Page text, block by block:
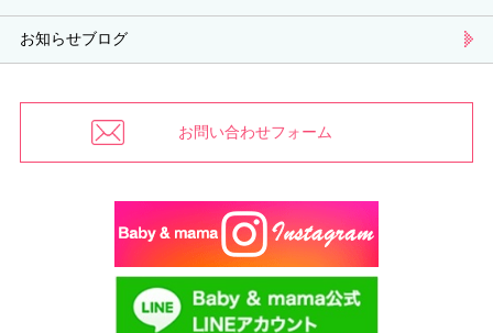
お知らせブログ
お問い合わせフォーム